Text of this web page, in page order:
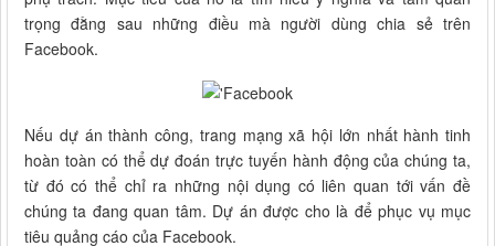
trọng đằng sau những điều mà người dùng chia sẻ trên
Facebook.
Nếu dự án thành công, trang mạng xã hội lớn nhất hành tinh
hoàn toàn có thể dự đoán trực tuyến hành động của chúng ta,
từ đó có thể chỉ ra những nội dụng có liên quan tới vấn đề
chúng ta đang quan tâm. Dự án được cho là để phục vụ mục
tiêu quảng cáo của Facebook.